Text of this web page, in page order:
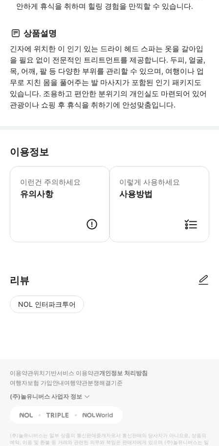
안하게 휴식을 취하며 힐링 경험을 만끽할 수 있습니다.
상품설명
긴자에 위치한 이 인기 있는 드라이 헤드 스파는 옷을 갈아입
을 필요 없이 전문적인 트리트먼트를 제공합니다. 두피, 얼굴,
목, 어깨, 팔 등 다양한 부위를 관리할 수 있으며, 여행이나 업
무로 지친 몸을 풀어주는 발 마사지가 포함된 인기 패키지도
있습니다. 조용하고 편안한 분위기의 개인실도 마련되어 있어
관광이나 쇼핑 후 휴식을 취하기에 안성맞춤입니다.
이용정보
이런건 주의하세요
유의사항
최대 예약 인원: 3명 사전 연락 없이
이렇게 사용하세요
사용방법
리뷰
NOL 인터파크투어
입니
다.
높
은
동
영
순
상
이용약관위치기반서비스 이용약관개인정보 처리방침
여행자보험 가입안내여행약관분쟁해결기준
(주)놀유니버스 사업자 정보
NOL Triple Interpark Global
(주)놀유니버스는 일부 상품의 통신판매중개자로서 통신판매의 당사자가 아니므로, 상품의
예약, 이용 및 환불 등 거래와 관련된 의무와 책임은 판매자에게 있으며 (주)놀유니버스는 일